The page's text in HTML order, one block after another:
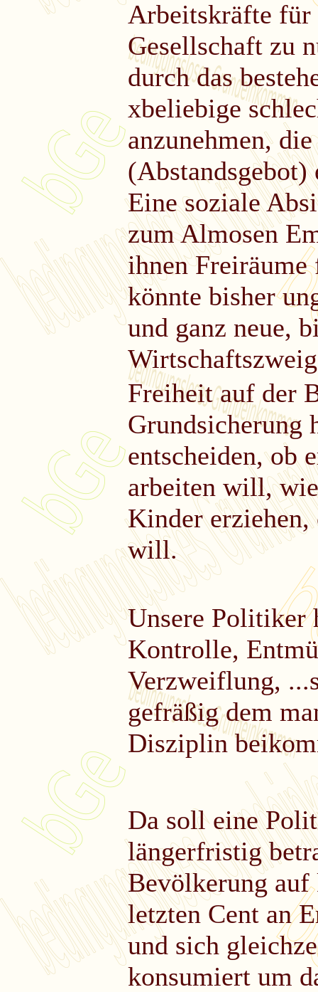
Arbeitskräfte für
Gesellschaft zu
durch das
xbeliebige
anzunehmen,
(Abstandsgebot)
Eine soziale
zum Almosen
ihnen
könnte bisher
und ganz neue,
Freiheit auf der
Grundsicherung
entscheiden, ob
arbeiten will,
Kinder erziehen,
will.
Unsere Politiker
Kontrolle,
Verzweiflung,
gefräßig dem
Disziplin
Da soll eine
längerfristig
Bevölkerung
letzten Cent an
und sich
konsumiert um